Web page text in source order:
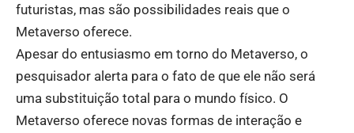
futuristas, mas são possibilidades reais que o
Metaverso oferece.
Apesar do entusiasmo em torno do Metaverso, o
pesquisador alerta para o fato de que ele não será
uma substituição total para o mundo físico. O
Metaverso oferece novas formas de interação e